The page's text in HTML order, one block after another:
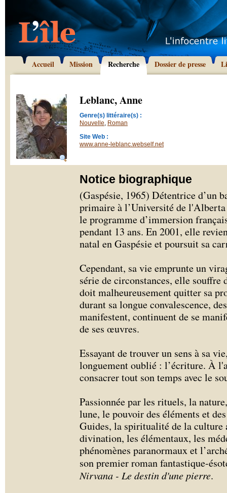
Accueil Mission Recherche Dossier de presse
Leblanc, Anne
Genre(s) littéraire(s) :
Nouvelle, Roman
Site Web :
www.anne-leblanc.webself.net
Notice biographique
(Gaspésie, 1965) Détentrice d’un
primaire à l’Université de
le programme d’immersion
pendant 13 ans. En 2001, elle
natal en Gaspésie et poursuit sa
Cependant, sa vie emprunte un
série de circonstances, elle souffre
doit malheureusement quitter sa
durant sa longue convalescence,
manifestent, continuent de se
de ses œuvres.
Essayant de trouver un sens à sa
longuement oublié : l’écriture. À
consacrer tout son temps avec le
Passionnée par les rituels, la
lune, le pouvoir des éléments et
Guides, la spiritualité de la culture
divination, les élémentaux, les
phénomènes paranormaux et
son premier roman fantastique-
Nirvana - Le destin d'une pierre.